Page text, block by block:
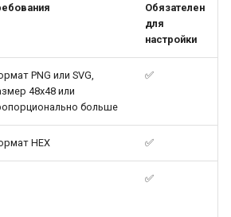
Обязателен
для
настройки
PNG или SVG,
48x48 или
больше
✅
HEX ✅
✅